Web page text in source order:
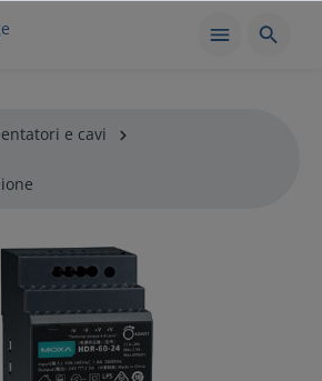
e cavi